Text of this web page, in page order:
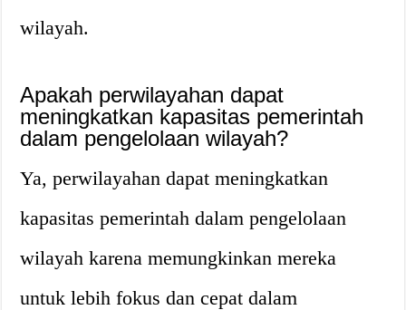
wilayah.
Apakah perwilayahan dapat
meningkatkan kapasitas pemerintah
dalam pengelolaan wilayah?
Ya, perwilayahan dapat meningkatkan
kapasitas pemerintah dalam pengelolaan
wilayah karena memungkinkan mereka
untuk lebih fokus dan cepat dalam